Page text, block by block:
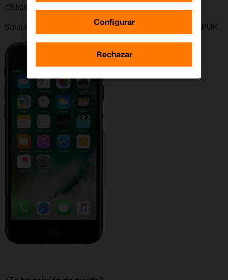
código PUK.
Solución: Mi Orangepara obtener el código PUK.
Configurar
Rechazar